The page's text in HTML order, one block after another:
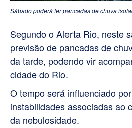
Sábado poderá ter pancadas de chuva
Segundo o Alerta Rio, neste
previsão de pancadas de
da tarde, podendo vir
cidade do Rio.
O tempo será influenciado
instabilidades associadas ao
da nebulosidade.